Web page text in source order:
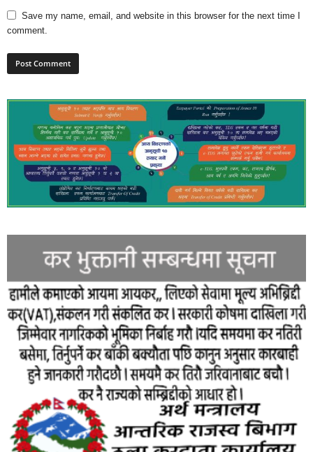
Save my name, email, and website in this browser for the next time I
comment.